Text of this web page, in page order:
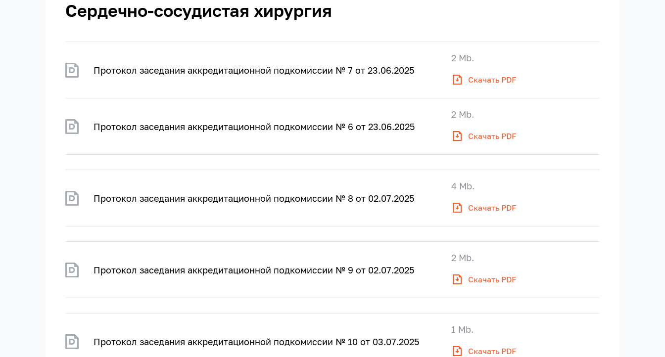
Сердечно-сосудистая хирургия
Протокол заседания аккредитационной подкомиссии № 7 от 23.06.2025
Скачать PDF
2 Mb.
Протокол заседания аккредитационной подкомиссии № 6 от 23.06.2025
Скачать PDF
2 Mb.
Протокол заседания аккредитационной подкомиссии № 8 от 02.07.2025
Скачать PDF
4 Mb.
Протокол заседания аккредитационной подкомиссии № 9 от 02.07.2025
Скачать PDF
2 Mb.
Протокол заседания аккредитационной подкомиссии № 10 от 03.07.2025
Скачать PDF
1 Mb.